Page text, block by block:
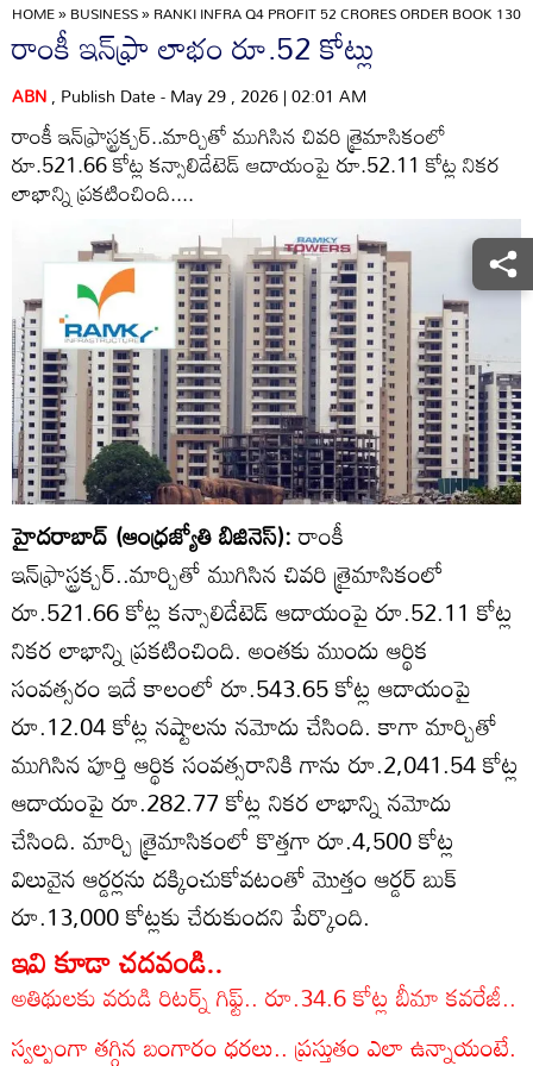
HOME»BUSINESS»RANKI INFRA Q4 PROFIT 52 CRORES ORDER BOOK
రాంకీ ఇన్‌ఫ్రా లాభం రూ.52 కోట్లు
ABN, Publish Date - May 29 , 2026 | 02:01 AM
రాంకీ ఇన్‌ఫ్రాస్ట్రక్చర్‌..మార్చితో ముగిసిన చివరి త్రైమాసికంలో
రూ.521.66 కోట్ల కన్సాలిడేటెడ్‌ ఆదాయంపై రూ.52.11 కోట్ల నికర
లాభాన్ని ప్రకటించింది....
హైదరాబాద్‌ (ఆంధ్రజ్యోతి బిజినెస్‌):రాంకీ
ఇన్‌ఫ్రాస్ట్రక్చర్‌..మార్చితో ముగిసిన చివరి త్రైమాసికంలో
రూ.521.66 కోట్ల కన్సాలిడేటెడ్‌ ఆదాయంపై రూ.52.11 కోట్ల
నికర లాభాన్ని ప్రకటించింది. అంతకు ముందు ఆర్థిక
సంవత్సరం ఇదే కాలంలో రూ.543.65 కోట్ల ఆదాయంపై
రూ.12.04 కోట్ల నష్టాలను నమోదు చేసింది. కాగా మార్చితో
ముగిసిన పూర్తి ఆర్థిక సంవత్సరానికి గాను రూ.2,041.54 కోట్ల
ఆదాయంపై రూ.282.77 కోట్ల నికర లాభాన్ని నమోదు
చేసింది. మార్చి త్రైమాసికంలో కొత్తగా రూ.4,500 కోట్ల
విలువైన ఆర్డర్లను దక్కించుకోవటంతో మొత్తం ఆర్డర్‌ బుక్‌
రూ.13,000 కోట్లకు చేరుకుందని పేర్కొంది.
ఇవి కూడా చదవండి..
అతిథులకు వరుడి రిటర్న్ గిఫ్ట్.. రూ.34.6 కోట్ల బీమా కవరేజీ..
స్వల్పంగా తగ్గిన బంగారం ధరలు.. ప్రస్తుతం ఎలా ఉన్నాయంటే.